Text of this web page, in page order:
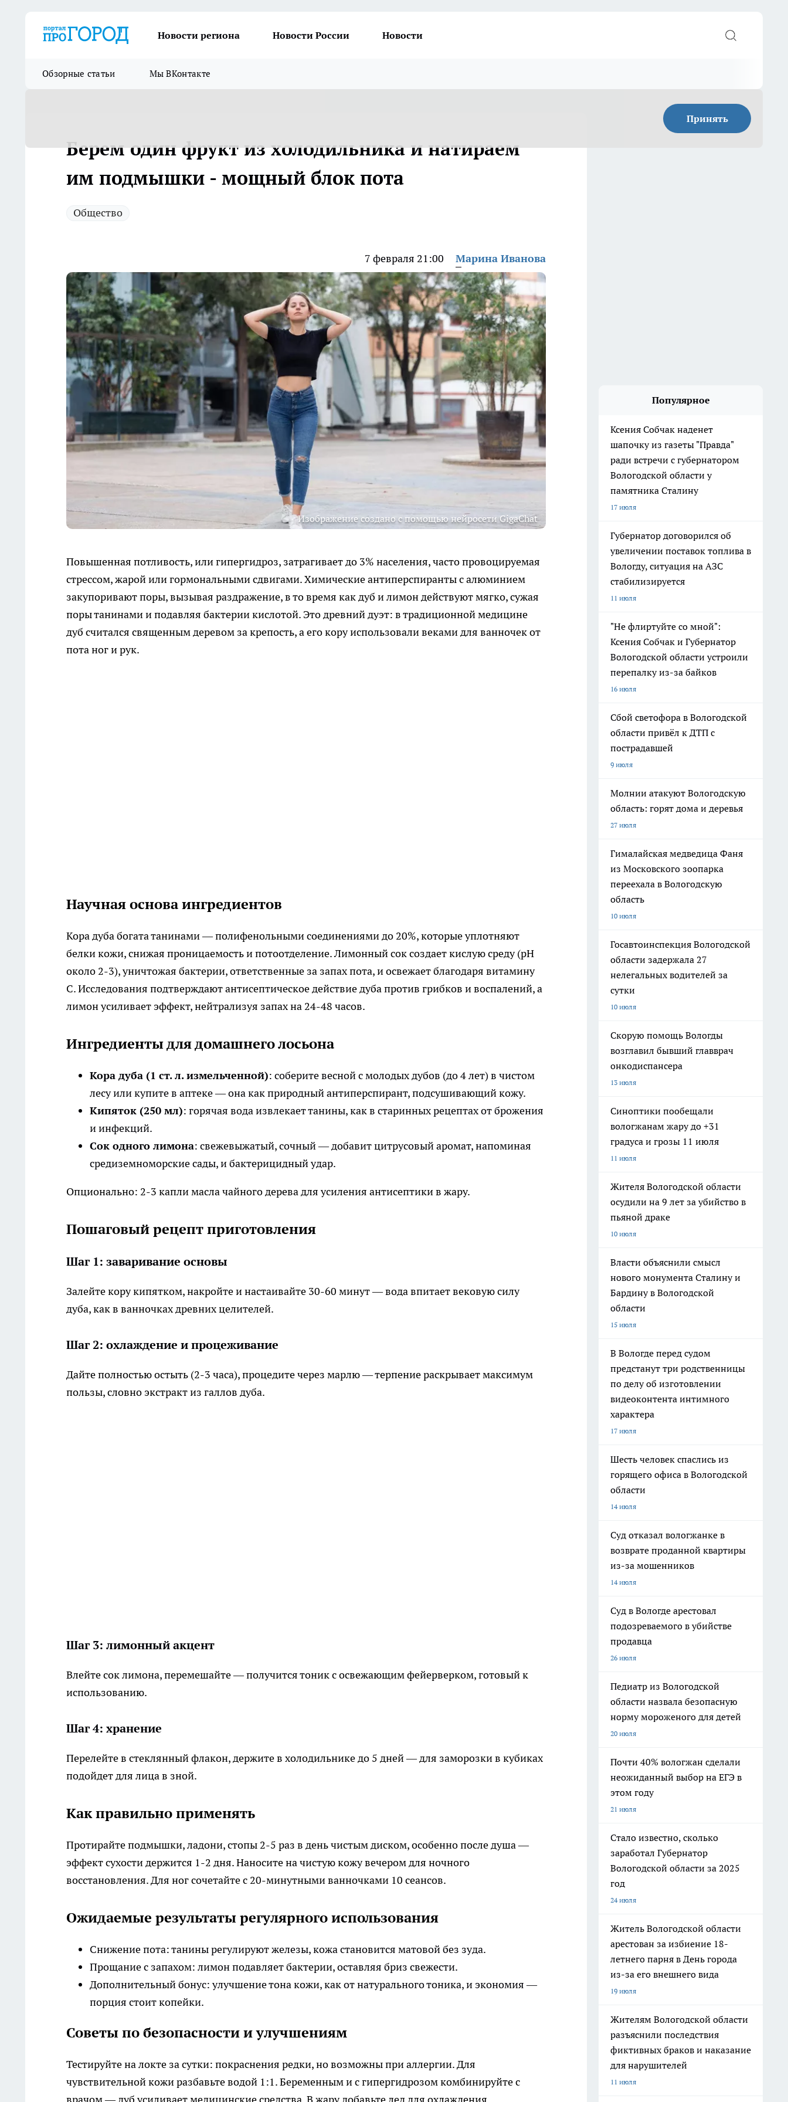
Новости региона Новости России Новости
Обзорные статьи Мы ВКонтакте
Принять
Берем один фрукт из холодильника и натираем
им подмышки - мощный блок пота
Общество
7 февраля 21:00 Марина Иванова
Изображение создано с помощью нейросети GigaChat
Повышенная потливость, или гипергидроз, затрагивает до 3% населения, часто провоцируемая
стрессом, жарой или гормональными сдвигами. Химические антиперспиранты с алюминием
закупоривают поры, вызывая раздражение, в то время как дуб и лимон действуют мягко, сужая
поры танинами и подавляя бактерии кислотой. Это древний дуэт: в традиционной медицине
дуб считался священным деревом за крепость, а его кору использовали веками для ванночек от
пота ног и рук.
Научная основа ингредиентов
Кора дуба богата танинами — полифенольными соединениями до 20%, которые уплотняют
белки кожи, снижая проницаемость и потоотделение. Лимонный сок создает кислую среду (pH
около 2-3), уничтожая бактерии, ответственные за запах пота, и освежает благодаря витамину
C. Исследования подтверждают антисептическое действие дуба против грибков и воспалений, а
лимон усиливает эффект, нейтрализуя запах на 24-48 часов.
Ингредиенты для домашнего лосьона
Кора дуба (1 ст. л. измельченной): соберите весной с молодых дубов (до 4 лет) в чистом
лесу или купите в аптеке — она как природный антиперспирант, подсушивающий кожу.
Кипяток (250 мл): горячая вода извлекает танины, как в старинных рецептах от брожения
и инфекций.​
Сок одного лимона: свежевыжатый, сочный — добавит цитрусовый аромат, напоминая
средиземноморские сады, и бактерицидный удар.
Опционально: 2-3 капли масла чайного дерева для усиления антисептики в жару.​
Пошаговый рецепт приготовления
Шаг 1: заваривание основы
Залейте кору кипятком, накройте и настаивайте 30-60 минут — вода впитает вековую силу
дуба, как в ванночках древних целителей.
Шаг 2: охлаждение и процеживание
Дайте полностью остыть (2-3 часа), процедите через марлю — терпение раскрывает максимум
пользы, словно экстракт из галлов дуба.​
Шаг 3: лимонный акцент
Влейте сок лимона, перемешайте — получится тоник с освежающим фейерверком, готовый к
использованию.​
Шаг 4: хранение
Перелейте в стеклянный флакон, держите в холодильнике до 5 дней — для заморозки в кубиках
подойдет для лица в зной.​
Как правильно применять
Протирайте подмышки, ладони, стопы 2-5 раз в день чистым диском, особенно после душа —
эффект сухости держится 1-2 дня. Наносите на чистую кожу вечером для ночного
восстановления. Для ног сочетайте с 20-минутными ванночками 10 сеансов.
Ожидаемые результаты регулярного использования
Снижение пота: танины регулируют железы, кожа становится матовой без зуда.​
Прощание с запахом: лимон подавляет бактерии, оставляя бриз свежести.​
Дополнительный бонус: улучшение тона кожи, как от натурального тоника, и экономия —
порция стоит копейки.​
Советы по безопасности и улучшениям
Тестируйте на локте за сутки: покраснения редки, но возможны при аллергии. Для
чувствительной кожи разбавьте водой 1:1. Беременным и с гипергидрозом комбинируйте с
Популярное
Ксения Собчак наденет
шапочку из газеты "Правда"
ради встречи с губернатором
Вологодской области у
памятника Сталину
17 июля
Губернатор договорился об
увеличении поставок топлива в
Вологду, ситуация на АЗС
стабилизируется
11 июля
"Не флиртуйте со мной":
Ксения Собчак и Губернатор
Вологодской области устроили
перепалку из-за байков
16 июля
Сбой светофора в Вологодской
области привёл к ДТП с
пострадавшей
9 июля
Молнии атакуют Вологодскую
область: горят дома и деревья
27 июля
Гималайская медведица Фаня
из Московского зоопарка
переехала в Вологодскую
область
10 июля
Госавтоинспекция Вологодской
области задержала 27
нелегальных водителей за
сутки
10 июля
Скорую помощь Вологды
возглавил бывший главврач
онкодиспансера
13 июля
Синоптики пообещали
вологжанам жару до +31
градуса и грозы 11 июля
11 июля
Жителя Вологодской области
осудили на 9 лет за убийство в
пьяной драке
10 июля
Власти объяснили смысл
нового монумента Сталину и
Бардину в Вологодской
области
15 июля
В Вологде перед судом
предстанут три родственницы
по делу об изготовлении
видеоконтента интимного
характера
17 июля
Шесть человек спаслись из
горящего офиса в Вологодской
области
14 июля
Суд отказал вологжанке в
возврате проданной квартиры
из-за мошенников
14 июля
Суд в Вологде арестовал
подозреваемого в убийстве
продавца
26 июля
Педиатр из Вологодской
области назвала безопасную
норму мороженого для детей
20 июля
Почти 40% вологжан сделали
неожиданный выбор на ЕГЭ в
этом году
21 июля
Стало известно, сколько
заработал Губернатор
Вологодской области за 2025
год
24 июля
Житель Вологодской области
арестован за избиение 18-
летнего парня в День города
из-за его внешнего вида
19 июля
Жителям Вологодской области
разъяснили последствия
фиктивных браков и наказание
для нарушителей
11 июля